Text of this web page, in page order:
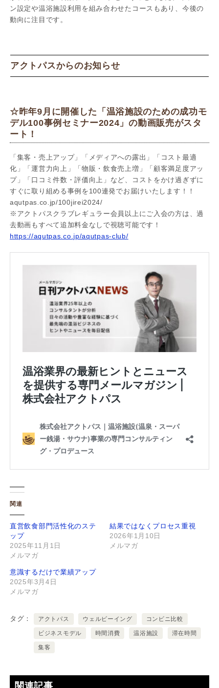
ン設定や温浴施設利用を組み合わせたコースもあり、今後の
動向に注目です。
アクトパスからのお知らせ
☆昨年9月に開催した「温浴施設のための成功モ
デル100事例セミナー2024」の動画販売がスタ
ート！
「集客・売上アップ」「メディアへの露出」「コスト最適
化」「運営力向上」「物販・飲食売上増」「顧客満足度アッ
プ」「口コミ件数・評価向上」など、コストをかけ過ぎずに
すぐに取り組める事例を100連発でお届けいたします！！
aqutpas.co.jp/100jirei2024/
※アクトパスクラブレギュラー会員以上にご入会の方は、過
去動画もすべて追加料金なしで視聴可能です！
https://aqutpas.co.jp/aqutpas-club/
関連
直営飲食部門活性化のステ
ップ
2025年11月1日
メルマガ
結果ではなくプロセス重視
2026年1月10日
メルマガ
意識するだけで業績アップ
2025年3月4日
メルマガ
タグ アクトパス ウェルビーイング コンビニ比較
ビジネスモデル 時間消費 温浴施設 滞在時間
集客
関連記事